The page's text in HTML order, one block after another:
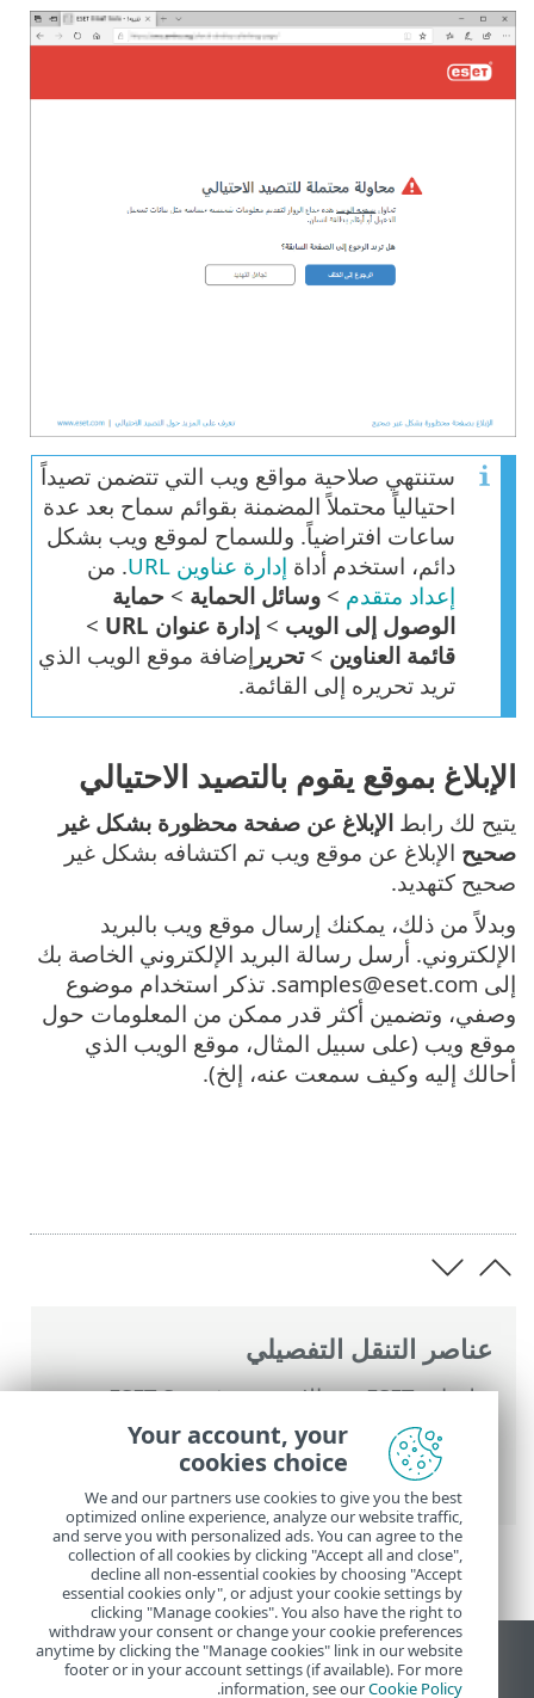
عناصر التنقل التفصيلي
تعليمات ESET عبر الإنترنت >
ESET Smart
Security Premium
>
التعامل مع ESET Smart
Security Premium
>إعداد>حماية الإنترنت
حماية مضادة للتصيد الاحتيالي
ستنتهي صلاحية مواقع ويب التي تتضمن تصيداً
احتيالياً محتملاً المضمنة بقوائم سماح بعد عدة
ساعات افتراضياً. وللسماح لموقع ويب بشكل
دائم، استخدم أداة إدارة عناوين URL
. من
إعداد متقدم > وسائل الحماية > حماية
الوصول إلى الويب > إدارة عنوان URL
>
قائمة العناوين >تحرير إضافة موقع الويب الذي
تريد تحريره إلى القائمة.
الإبلاغ بموقع يقوم بالتصيد الاحتيالي
يتيح لك رابط الإبلاغ عن صفحة محظورة بشكل غير
صحيح الإبلاغ عن موقع ويب تم اكتشافه بشكل غير
صحيح كتهديد.
وبدلاً من ذلك، يمكنك إرسال موقع ويب بالبريد
الإلكتروني. أرسل رسالة البريد الإلكتروني الخاصة بك
إلى samples@eset.com. تذكر استخدام موضوع
وصفي، وتضمين أكثر قدر ممكن من المعلومات حول
موقع ويب (على سبيل المثال، موقع الويب الذي
أحالك إليه وكيف سمعت عنه، إلخ).
عرض موقع سطح المكتب
Your account, your
cookies choice
We and our partners use cookies to give you the best
optimized online experience, analyze our website traffic,
and serve you with personalized ads. You can agree to the
collection of all cookies by clicking "Accept all and close",
decline all non-essential cookies by choosing "Accept
essential cookies only", or adjust your cookie settings by
clicking "Manage cookies". You also have the right to
withdraw your consent or change your cookie preferences
anytime by clicking the "Manage cookies" link in our website
footer or in your account settings (if available). For more
information, see ourCookie Policy
.